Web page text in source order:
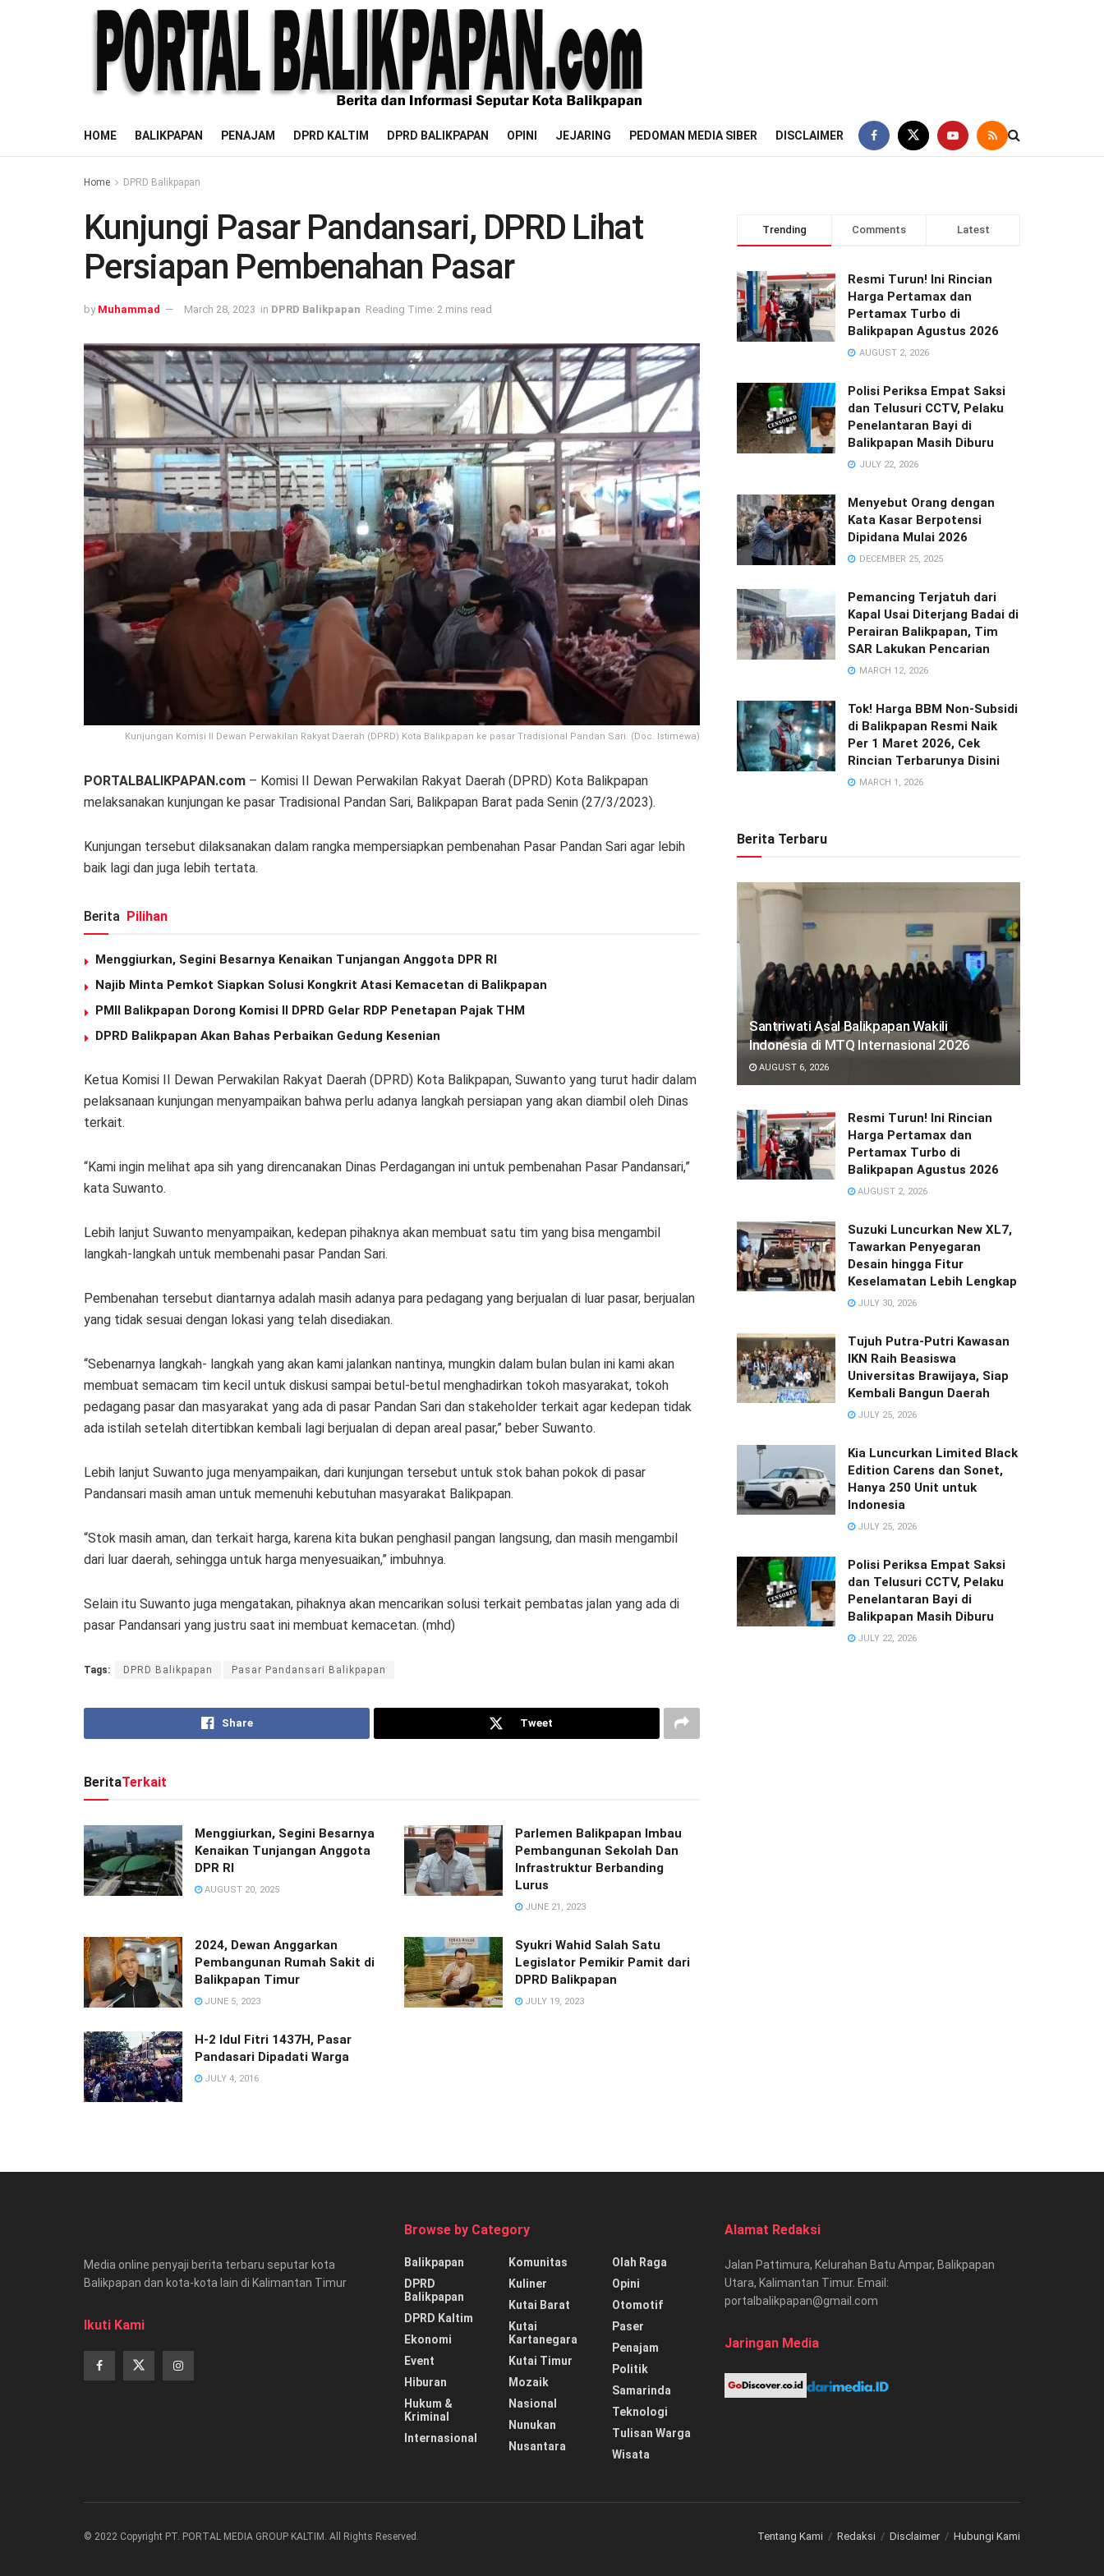
HOME BALIKPAPAN PENAJAM DPRD KALTIM DPRD BALIKPAPAN OPINI JEJARING PEDOMAN MEDIA SIBER DISCLAIMER
Home DPRD Balikpapan
Kunjungi Pasar Pandansari, DPRD Lihat
Persiapan Pembenahan Pasar
by Muhammad March 28, 2023 in DPRD Balikpapan Reading Time: 2 mins read
Kunjungan Komisi II Dewan Perwakilan Rakyat Daerah (DPRD) Kota Balikpapan ke pasar Tradisional Pandan Sari. (Doc. Istimewa)
PORTALBALIKPAPAN.com – Komisi II Dewan Perwakilan Rakyat Daerah (DPRD) Kota Balikpapan
melaksanakan kunjungan ke pasar Tradisional Pandan Sari, Balikpapan Barat pada Senin (27/3/2023).
Kunjungan tersebut dilaksanakan dalam rangka mempersiapkan pembenahan Pasar Pandan Sari agar lebih
baik lagi dan juga lebih tertata.
Berita Pilihan
Menggiurkan, Segini Besarnya Kenaikan Tunjangan Anggota DPR RI
Najib Minta Pemkot Siapkan Solusi Kongkrit Atasi Kemacetan di Balikpapan
PMII Balikpapan Dorong Komisi II DPRD Gelar RDP Penetapan Pajak THM
DPRD Balikpapan Akan Bahas Perbaikan Gedung Kesenian
Ketua Komisi II Dewan Perwakilan Rakyat Daerah (DPRD) Kota Balikpapan, Suwanto yang turut hadir dalam
pelaksanaan kunjungan menyampaikan bahwa perlu adanya langkah persiapan yang akan diambil oleh Dinas
terkait.
“Kami ingin melihat apa sih yang direncanakan Dinas Perdagangan ini untuk pembenahan Pasar Pandansari,”
kata Suwanto.
Lebih lanjut Suwanto menyampaikan, kedepan pihaknya akan membuat satu tim yang bisa mengambil
langkah-langkah untuk membenahi pasar Pandan Sari.
Pembenahan tersebut diantarnya adalah masih adanya para pedagang yang berjualan di luar pasar, berjualan
yang tidak sesuai dengan lokasi yang telah disediakan.
“Sebenarnya langkah- langkah yang akan kami jalankan nantinya, mungkin dalam bulan bulan ini kami akan
membuat semacam tim kecil untuk diskusi sampai betul-betul menghadirkan tokoh masyarakat, tokoh
pedagang pasar dan masyarakat yang ada di pasar Pandan Sari dan stakeholder terkait agar kedepan tidak
ada istilah setelah ditertibkan kembali lagi berjualan di depan areal pasar,” beber Suwanto.
Lebih lanjut Suwanto juga menyampaikan, dari kunjungan tersebut untuk stok bahan pokok di pasar
Pandansari masih aman untuk memenuhi kebutuhan masyarakat Balikpapan.
“Stok masih aman, dan terkait harga, karena kita bukan penghasil pangan langsung, dan masih mengambil
dari luar daerah, sehingga untuk harga menyesuaikan,” imbuhnya.
Selain itu Suwanto juga mengatakan, pihaknya akan mencarikan solusi terkait pembatas jalan yang ada di
pasar Pandansari yang justru saat ini membuat kemacetan. (mhd)
Tags: DPRD Balikpapan Pasar Pandansari Balikpapan
Share Tweet
BeritaTerkait
Menggiurkan, Segini Besarnya
Kenaikan Tunjangan Anggota
DPR RI
AUGUST 20, 2025
Parlemen Balikpapan Imbau
Pembangunan Sekolah Dan
Infrastruktur Berbanding
Lurus
JUNE 21, 2023
2024, Dewan Anggarkan
Pembangunan Rumah Sakit di
Balikpapan Timur
JUNE 5, 2023
Syukri Wahid Salah Satu
Legislator Pemikir Pamit dari
DPRD Balikpapan
JULY 19, 2023
H-2 Idul Fitri 1437H, Pasar
Pandasari Dipadati Warga
JULY 4, 2016
Trending Comments Latest
Resmi Turun! Ini Rincian
Harga Pertamax dan
Pertamax Turbo di
Balikpapan Agustus 2026
AUGUST 2, 2026
Polisi Periksa Empat Saksi
dan Telusuri CCTV, Pelaku
Penelantaran Bayi di
Balikpapan Masih Diburu
JULY 22, 2026
Menyebut Orang dengan
Kata Kasar Berpotensi
Dipidana Mulai 2026
DECEMBER 25, 2025
Pemancing Terjatuh dari
Kapal Usai Diterjang Badai di
Perairan Balikpapan, Tim
SAR Lakukan Pencarian
MARCH 12, 2026
Tok! Harga BBM Non-Subsidi
di Balikpapan Resmi Naik
Per 1 Maret 2026, Cek
Rincian Terbarunya Disini
MARCH 1, 2026
Berita Terbaru
Santriwati Asal Balikpapan Wakili
Indonesia di MTQ Internasional 2026
AUGUST 6, 2026
Resmi Turun! Ini Rincian
Harga Pertamax dan
Pertamax Turbo di
Balikpapan Agustus 2026
AUGUST 2, 2026
Suzuki Luncurkan New XL7,
Tawarkan Penyegaran
Desain hingga Fitur
Keselamatan Lebih Lengkap
JULY 30, 2026
Tujuh Putra-Putri Kawasan
IKN Raih Beasiswa
Universitas Brawijaya, Siap
Kembali Bangun Daerah
JULY 25, 2026
Kia Luncurkan Limited Black
Edition Carens dan Sonet,
Hanya 250 Unit untuk
Indonesia
JULY 25, 2026
Polisi Periksa Empat Saksi
dan Telusuri CCTV, Pelaku
Penelantaran Bayi di
Balikpapan Masih Diburu
JULY 22, 2026
Media online penyaji berita terbaru seputar kota
Balikpapan dan kota-kota lain di Kalimantan Timur
Ikuti Kami
Browse by Category
Balikpapan
DPRD
Balikpapan
DPRD Kaltim
Ekonomi
Event
Hiburan
Hukum &
Kriminal
Internasional
Komunitas
Kuliner
Kutai Barat
Kutai
Kartanegara
Kutai Timur
Mozaik
Nasional
Nunukan
Nusantara
Olah Raga
Opini
Otomotif
Paser
Penajam
Politik
Samarinda
Teknologi
Tulisan Warga
Wisata
Alamat Redaksi
Jalan Pattimura, Kelurahan Batu Ampar, Balikpapan
Utara, Kalimantan Timur. Email:
portalbalikpapan@gmail.com
Jaringan Media
Tentang Kami Redaksi Disclaimer Hubungi Kami
© 2022 Copyright PT. PORTAL MEDIA GROUP KALTIM. All Rights Reserved.